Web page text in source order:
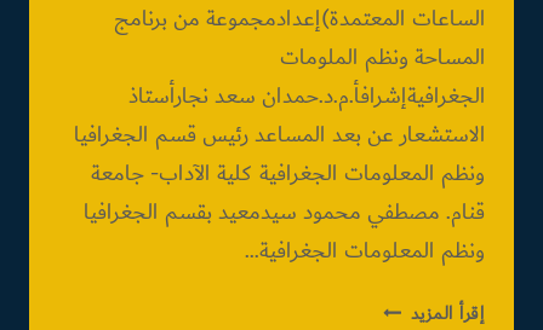
الساعات المعتمدة)إعدادمجموعة من برنامج
المساحة ونظم الملومات
الجغرافيةإشرافأ.م.د.حمدان سعد نجارأستاذ
الاستشعار عن بعد المساعد رئيس قسم الجغرافيا
ونظم المعلومات الجغرافية كلية الآداب- جامعة
قنام. مصطفي محمود سيدمعيد بقسم الجغرافيا
ونظم المعلومات الجغرافية…
إقرأ المزيد مشروع